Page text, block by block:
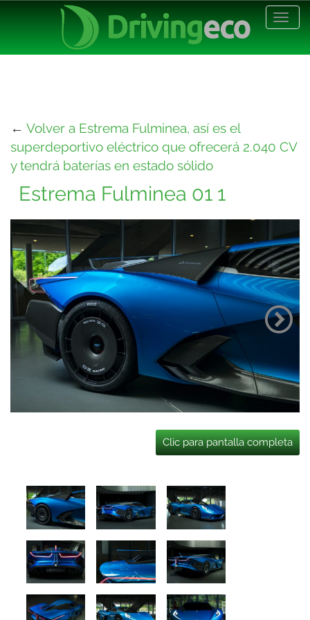
← Volver a Estrema Fulminea, así es el
superdeportivo eléctrico que ofrecerá 2.040 CV
y tendrá baterías en estado sólido
Estrema Fulminea 01 1
Clic para pantalla completa